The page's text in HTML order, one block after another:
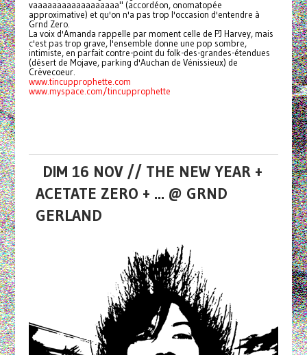
vaaaaaaaaaaaaaaaaaa" (accordéon, onomatopée
approximative) et qu'on n'a pas trop l'occasion d'entendre à
Grnd Zero.
La voix d'Amanda rappelle par moment celle de PJ Harvey, mais
c'est pas trop grave, l'ensemble donne une pop sombre,
intimiste, en parfait contre-point du folk-des-grandes-étendues
(désert de Mojave, parking d'Auchan de Vénissieux) de
Crëvecoeur.
www.tincupprophette.com
www.myspace.com/tincupprophette
DIM 16 NOV // THE NEW YEAR +
ACETATE ZERO + ... @ GRND
GERLAND